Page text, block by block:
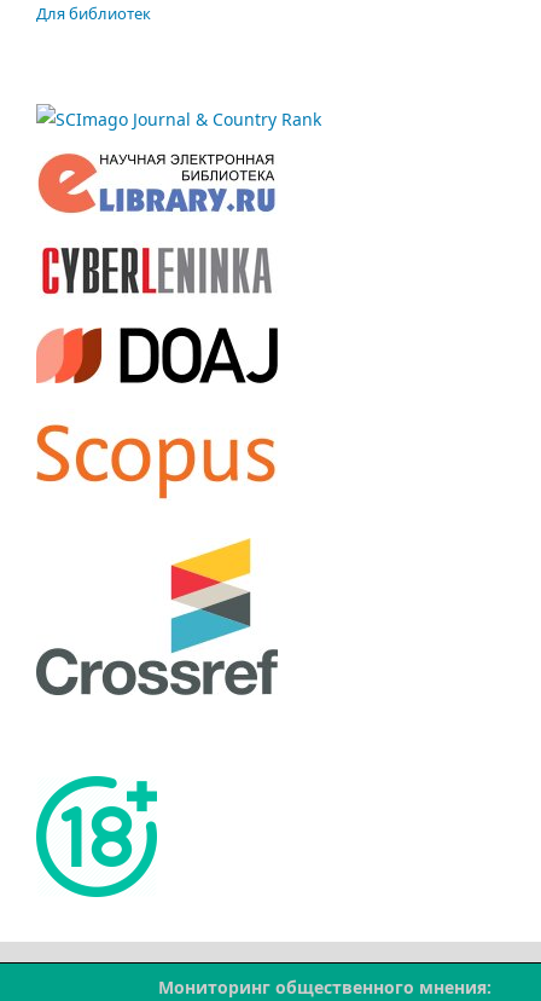
Для библиотек
Мониторинг общественного мнения: